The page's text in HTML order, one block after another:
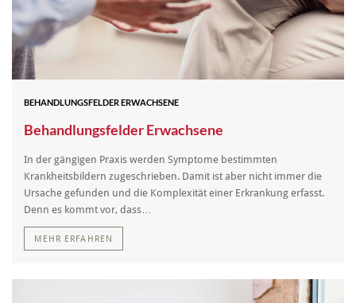
BEHANDLUNGSFELDER ERWACHSENE
Behandlungsfelder Erwachsene
In der gängigen Praxis werden Symptome bestimmten
Krankheitsbildern zugeschrieben. Damit ist aber nicht immer die
Ursache gefunden und die Komplexität einer Erkrankung erfasst.
Denn es kommt vor, dass…
MEHR ERFAHREN